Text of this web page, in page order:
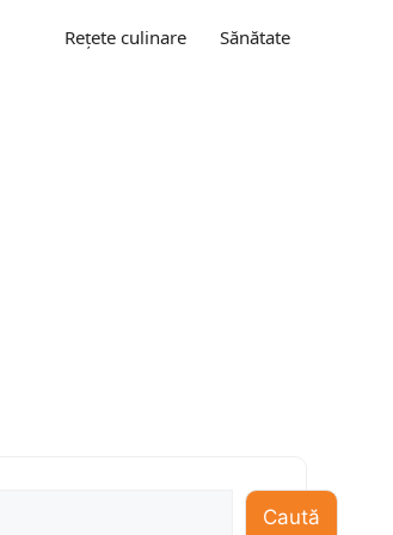
Rețete culinare Sănătate
Caută